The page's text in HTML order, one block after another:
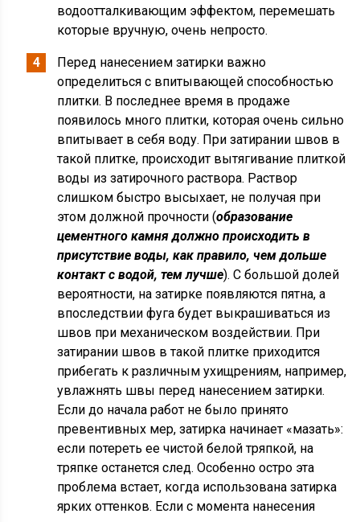
водоотталкивающим эффектом, перемешать
которые вручную, очень непросто.
Перед нанесением затирки важно
определиться с впитывающей способностью
плитки. В последнее время в продаже
появилось много плитки, которая очень сильно
впитывает в себя воду. При затирании швов в
такой плитке, происходит вытягивание плиткой
воды из затирочного раствора. Раствор
слишком быстро высыхает, не получая при
этом должной прочности (образование
цементного камня должно происходить в
присутствие воды, как правило, чем дольше
контакт с водой, тем лучше). С большой долей
вероятности, на затирке появляются пятна, а
впоследствии фуга будет выкрашиваться из
швов при механическом воздействии. При
затирании швов в такой плитке приходится
прибегать к различным ухищрениям, например,
увлажнять швы перед нанесением затирки.
Если до начала работ не было принято
превентивных мер, затирка начинает «мазать»:
если потереть ее чистой белой тряпкой, на
тряпке останется след. Особенно остро эта
проблема встает, когда использована затирка
ярких оттенков. Если с момента нанесения